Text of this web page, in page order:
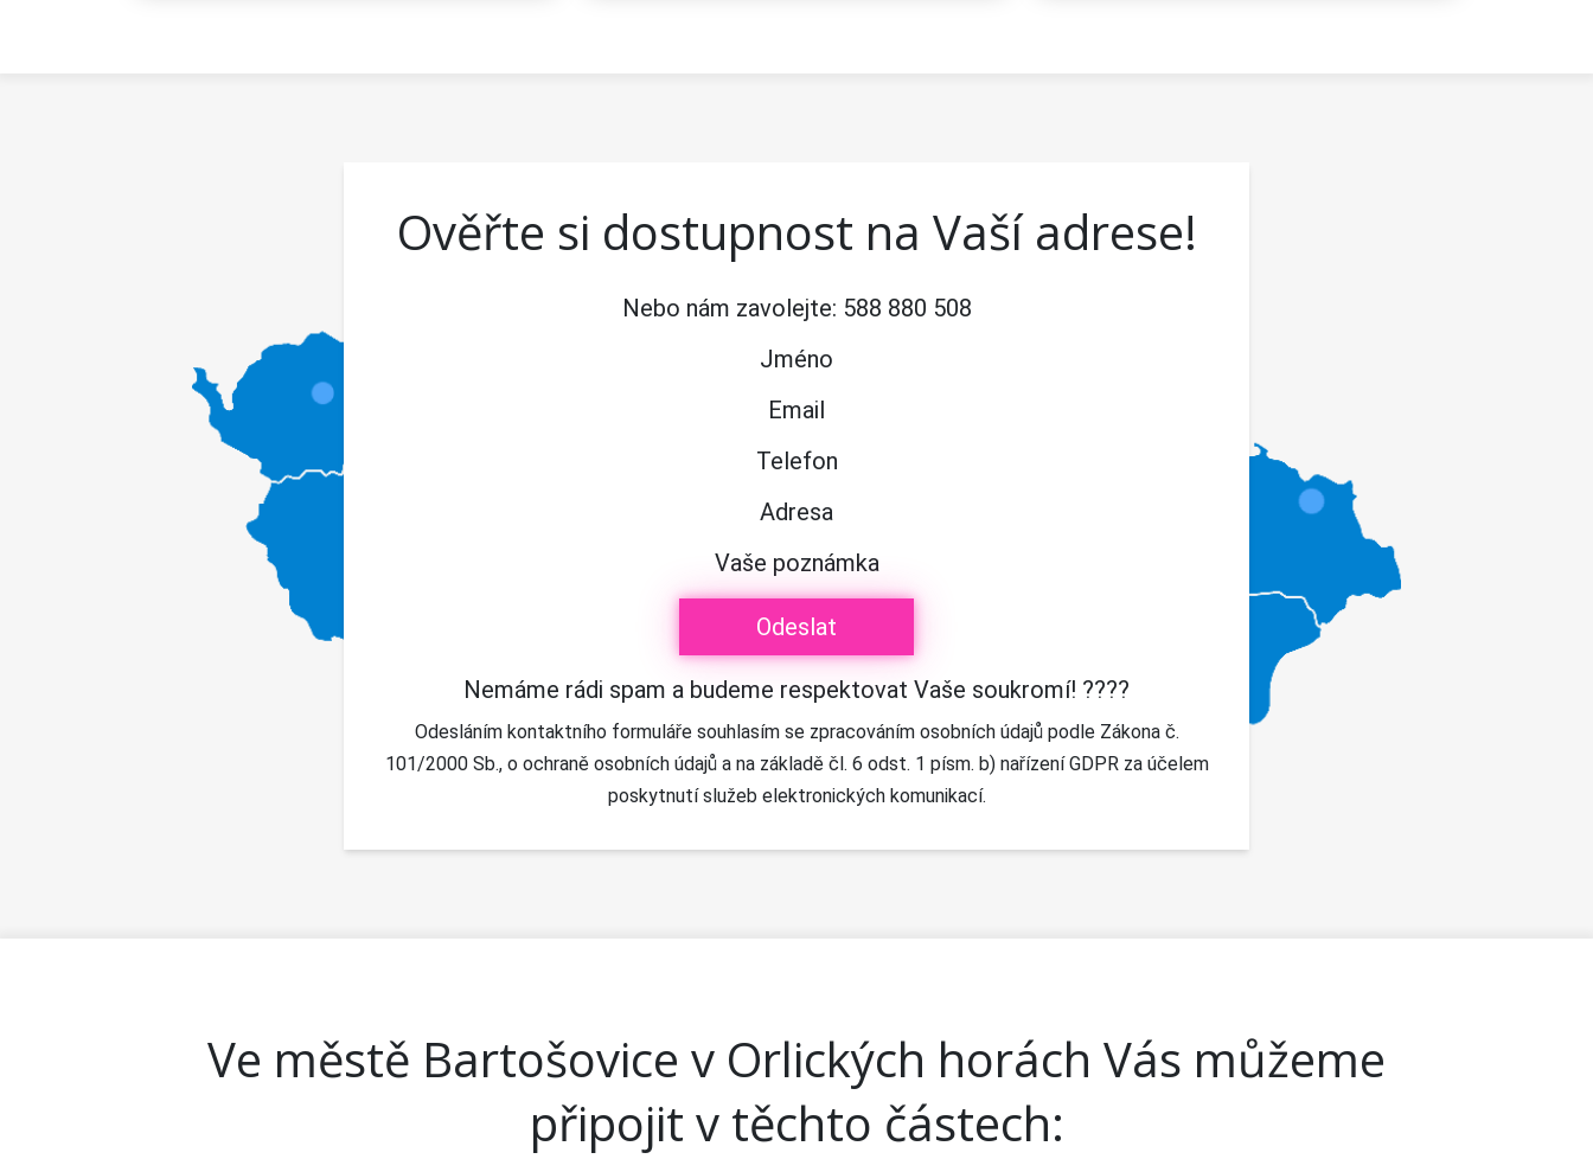
Ověřte si dostupnost na Vaší adrese!
Nebo nám zavolejte: 588 880 508
Jméno
Email
Telefon
Adresa
Vaše poznámka
Nemáme rádi spam a budeme respektovat Vaše soukromí! ????
Odesláním kontaktního formuláře souhlasím se zpracováním osobních údajů podle Zákona č.
101/2000 Sb., o ochraně osobních údajů a na základě čl. 6 odst. 1 písm. b) nařízení GDPR za účelem
poskytnutí služeb elektronických komunikací.
Ve městě Bartošovice v Orlických horách Vás můžeme
připojit v těchto částech: